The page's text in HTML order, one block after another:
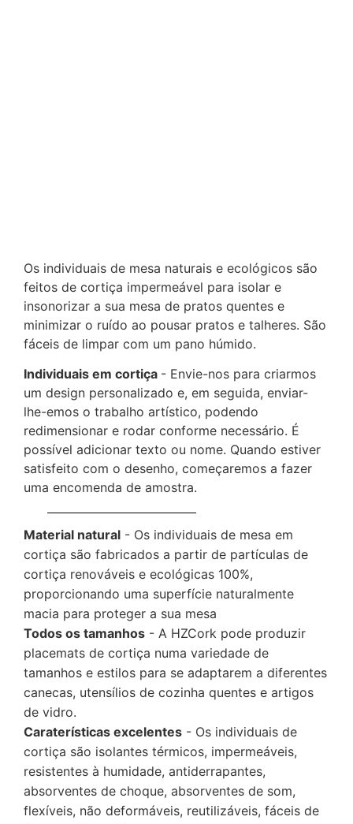
Os individuais de mesa naturais e ecológicos são
feitos de cortiça impermeável para isolar e
insonorizar a sua mesa de pratos quentes e
minimizar o ruído ao pousar pratos e talheres. São
fáceis de limpar com um pano húmido.
Individuais em cortiça - Envie-nos para criarmos
um design personalizado e, em seguida, enviar-
lhe-emos o trabalho artístico, podendo
redimensionar e rodar conforme necessário. É
possível adicionar texto ou nome. Quando estiver
satisfeito com o desenho, começaremos a fazer
uma encomenda de amostra.
Material natural - Os individuais de mesa em
cortiça são fabricados a partir de partículas de
cortiça renováveis e ecológicas 100%,
proporcionando uma superfície naturalmente
macia para proteger a sua mesa
Todos os tamanhos - A HZCork pode produzir
placemats de cortiça numa variedade de
tamanhos e estilos para se adaptarem a diferentes
canecas, utensílios de cozinha quentes e artigos
de vidro.
Caraterísticas excelentes - Os individuais de
cortiça são isolantes térmicos, impermeáveis,
resistentes à humidade, antiderrapantes,
absorventes de choque, absorventes de som,
flexíveis, não deformáveis, reutilizáveis, fáceis de